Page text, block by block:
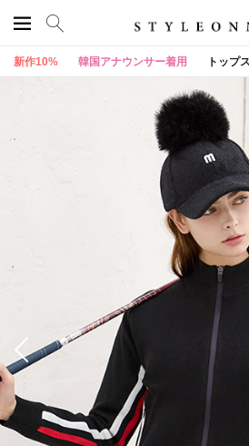
新作10% 韓国アナウンサー着用 トップス